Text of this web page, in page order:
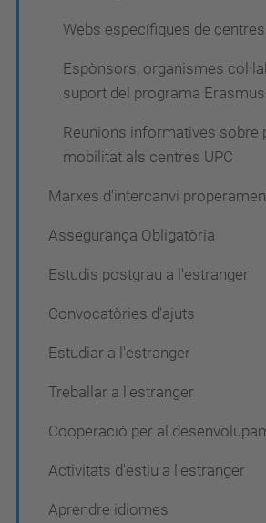
Webs específiques de centres
Espònsors, organismes
suport del programa
Reunions informatives sobre
mobilitat als centres UPC
Marxes d'intercanvi
Assegurança Obligatòria
Estudis postgrau a l'estranger
Convocatòries d'ajuts
Estudiar a l'estranger
Treballar a l'estranger
Cooperació per al
Activitats d'estiu a l'estranger
Aprendre idiomes